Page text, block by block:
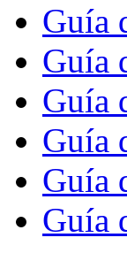
Guía
Guía
Guía
Guía
Guía
Guía